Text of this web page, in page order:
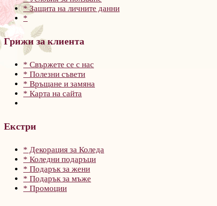
* Защита на личните данни
*
Грижи за клиента
* Свържете се с нас
* Полезни съвети
* Връщане и замяна
* Карта на сайта
Екстри
* Декорация за Коледа
* Коледни подаръци
* Подарък за жени
* Подарък за мъже
* Промоции